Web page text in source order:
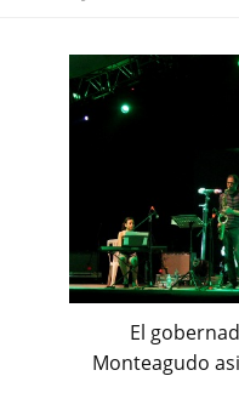
El
Monteagudo